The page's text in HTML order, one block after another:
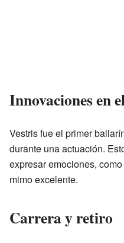
Innovaciones en
Vestris fue el primer
durante una actuación.
expresar emociones,
mimo excelente.
Carrera y retiro